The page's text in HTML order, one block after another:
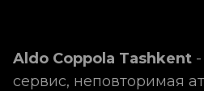
Aldo Coppola Tashkent
сервис, неповторимая